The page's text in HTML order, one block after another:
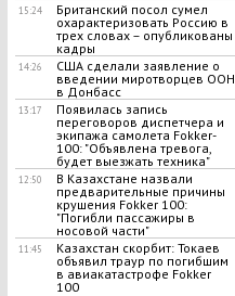
15:24
​Британский посол сумел
охарактеризовать Россию в
трех словах – опубликованы
кадры
14:26
США сделали заявление о
введении миротворцев ООН
в Донбасс
13:17
​Появилась запись
переговоров диспетчера и
экипажа самолета Fokker-
100: "Объявлена тревога,
будет выезжать техника"
12:50
В Казахстане назвали
предварительные причины
крушения Fokker 100:
"Погибли пассажиры в
носовой части"
11:45
Казахстан скорбит: Токаев
объявил траур по ​погибшим
в авиакатастрофе Fokker
100